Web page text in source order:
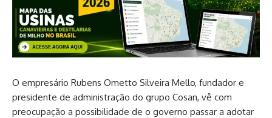
O empresário Rubens Ometto Silveira Mello, fundador e
presidente de administração do grupo Cosan, vê com
preocupação a possibilidade de o governo passar a adotar